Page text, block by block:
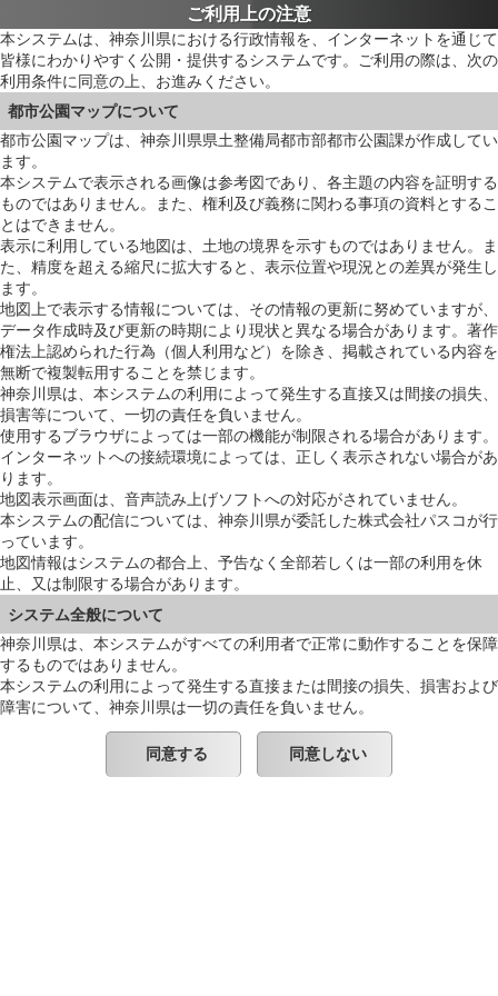
ご利用上の注意
本システムは、神奈川県における行政情報を、インターネットを通じて
皆様にわかりやすく公開・提供するシステムです。ご利用の際は、次の
利用条件に同意の上、お進みください。
都市公園マップについて
都市公園マップは、神奈川県県土整備局都市部都市公園課が作成してい
ます。
本システムで表示される画像は参考図であり、各主題の内容を証明する
ものではありません。また、権利及び義務に関わる事項の資料とするこ
とはできません。
表示に利用している地図は、土地の境界を示すものではありません。ま
た、精度を超える縮尺に拡大すると、表示位置や現況との差異が発生し
ます。
地図上で表示する情報については、その情報の更新に努めていますが、
データ作成時及び更新の時期により現状と異なる場合があります。著作
権法上認められた行為（個人利用など）を除き、掲載されている内容を
無断で複製転用することを禁じます。
神奈川県は、本システムの利用によって発生する直接又は間接の損失、
損害等について、一切の責任を負いません。
使用するブラウザによっては一部の機能が制限される場合があります。
インターネットへの接続環境によっては、正しく表示されない場合があ
ります。
地図表示画面は、音声読み上げソフトへの対応がされていません。
本システムの配信については、神奈川県が委託した株式会社パスコが行
っています。
地図情報はシステムの都合上、予告なく全部若しくは一部の利用を休
止、又は制限する場合があります。
システム全般について
神奈川県は、本システムがすべての利用者で正常に動作することを保障
するものではありません。
本システムの利用によって発生する直接または間接の損失、損害および
障害について、神奈川県は一切の責任を負いません。
同意する 同意しない